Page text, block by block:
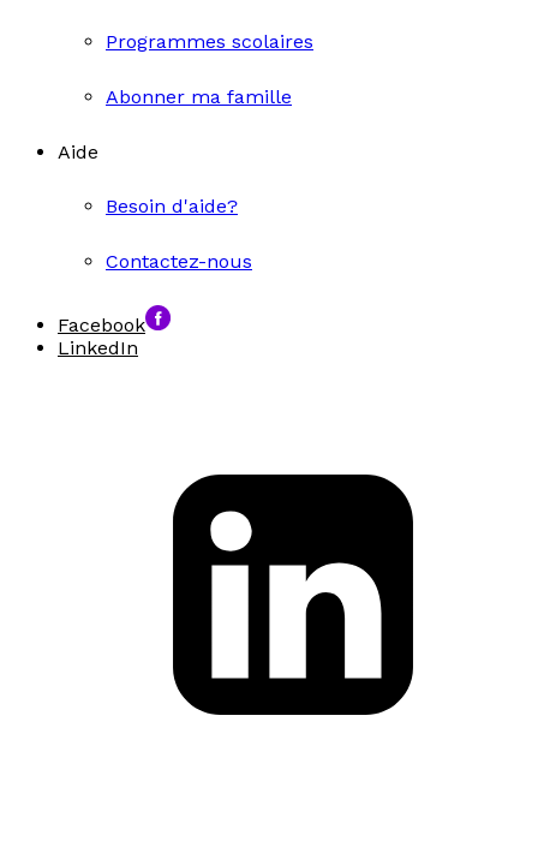
Programmes scolaires
Abonner ma famille
Aide
Besoin d'aide?
Contactez-nous
Facebook
LinkedIn